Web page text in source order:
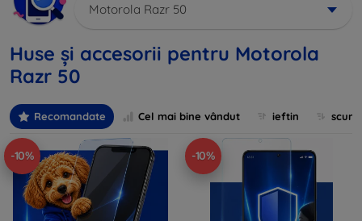
Motorola Razr 50
Huse și accesorii pentru Motorola
Razr 50
Recomandate Cel mai bine vândut ieftin
-10% -10%